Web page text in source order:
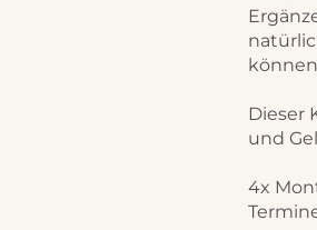
Dieser
und
4x